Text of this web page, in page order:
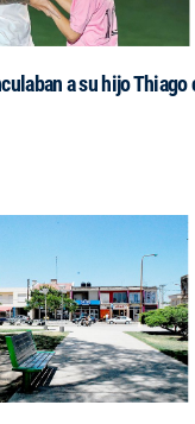
a su hijo Thiago